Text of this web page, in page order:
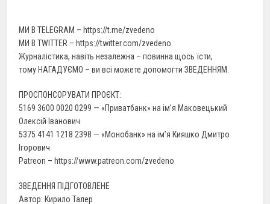
МИ В TELEGRAM – https://t.me/zvedeno
МИ В TWITTER – https://twitter.com/zvedeno
Журналістика, навіть незалежна – повинна щось їсти,
тому НАГАДУЄМО – ви всі можете допомогти ЗВЕДЕННЯМ.
ПРОСПОНСОРУВАТИ ПРОЄКТ:
5169 3600 0020 0299 — «Приватбанк» на ім’я Маковецький
Олексій Іванович
5375 4141 1218 2398 — «Монобанк» на ім’я Кияшко Дмитро
Ігорович
Patreon – https://www.patreon.com/zvedeno
ЗВЕДЕННЯ ПІДГОТОВЛЕНЕ
Автор: Кирило Талер